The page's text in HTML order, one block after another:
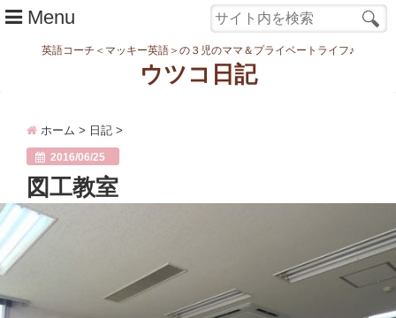
Menu
まなむすめ
家族ネタ
ワーク
英語コーチ＜マッキー英語＞の３児のママ＆プライベートライフ♪
ウツコ日記
ホーム > 日記 >
2016/06/25
図工教室